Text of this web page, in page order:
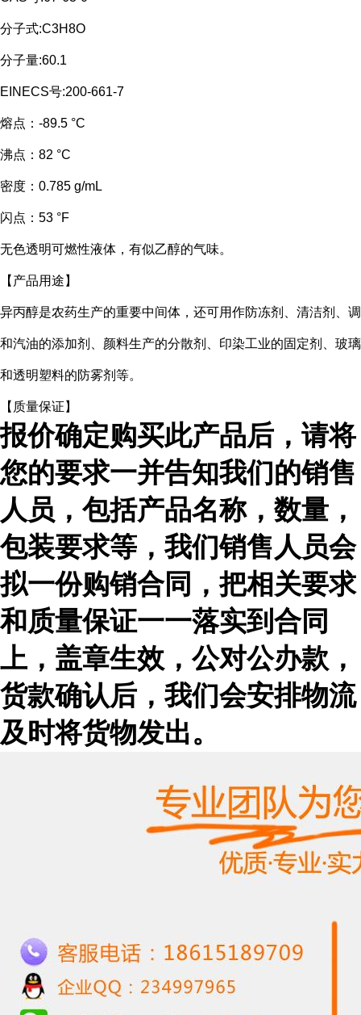
分子式:C3H8O
分子量:60.1
EINECS号:200-661-7
熔点： -89.5 °C
沸点： 82 °C
密度： 0.785 g/mL
闪点： 53 °F
无色透明可燃性液体，有似乙醇的气味。
【产品用途】
异丙醇是农药生产的重要中间体， 还可用作防冻剂、清洁剂、调
和汽油的添加剂、颜料生产的分散剂、印染工业的固定剂、玻璃
和透明塑料的防雾剂等。
【质量保证】
报价确定购买此产品后，请将
您的要求一并告知我们的销售
人员，包括产品名称，数量，
包装要求等，我们销售人员会
拟一份购销合同，把相关要求
和质量保证一一落实到合同
上，盖章生效，公对公办款，
货款确认后，我们会安排物流
及时将货物发出。